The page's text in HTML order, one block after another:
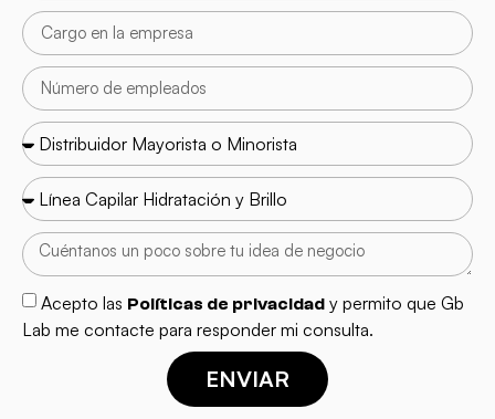
Acepto las Políticas de privacidad y permito que Gb
Lab me contacte para responder mi consulta.
ENVIAR